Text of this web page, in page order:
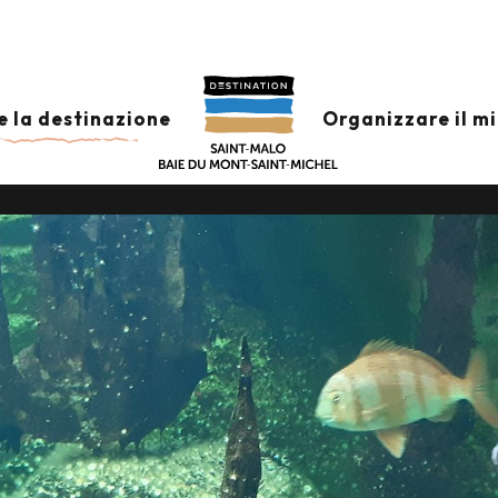
la destinazione Organizzare il
POISSON MOLTO IMPORTANTE!